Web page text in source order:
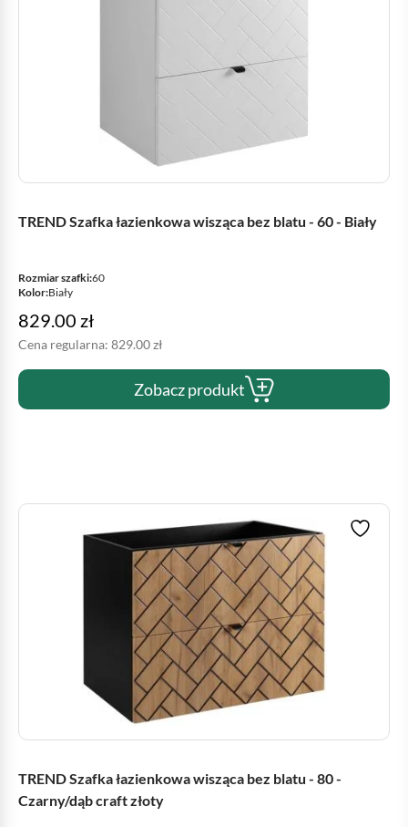
TREND Szafka łazienkowa wisząca bez blatu - 60 - Biały
Rozmiar szafki:60
Kolor:Biały
829.00 zł
Cena regularna: 829.00zł
Zobacz produkt
TREND Szafka łazienkowa wisząca bez blatu - 80 -
Czarny/dąb craft złoty